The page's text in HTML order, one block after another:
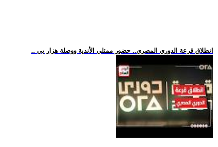
.. انطلاق قرعة الدوري المصري.. حضور ممثلي الأندية ووصلة هزار بي